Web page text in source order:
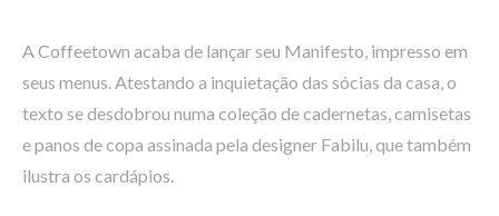
A Coffeetown acaba de lançar seu Manifesto, impresso em
seus menus. Atestando a inquietação das sócias da casa, o
texto se desdobrou numa coleção de cadernetas, camisetas
e panos de copa assinada pela designer Fabilu, que também
ilustra os cardápios.